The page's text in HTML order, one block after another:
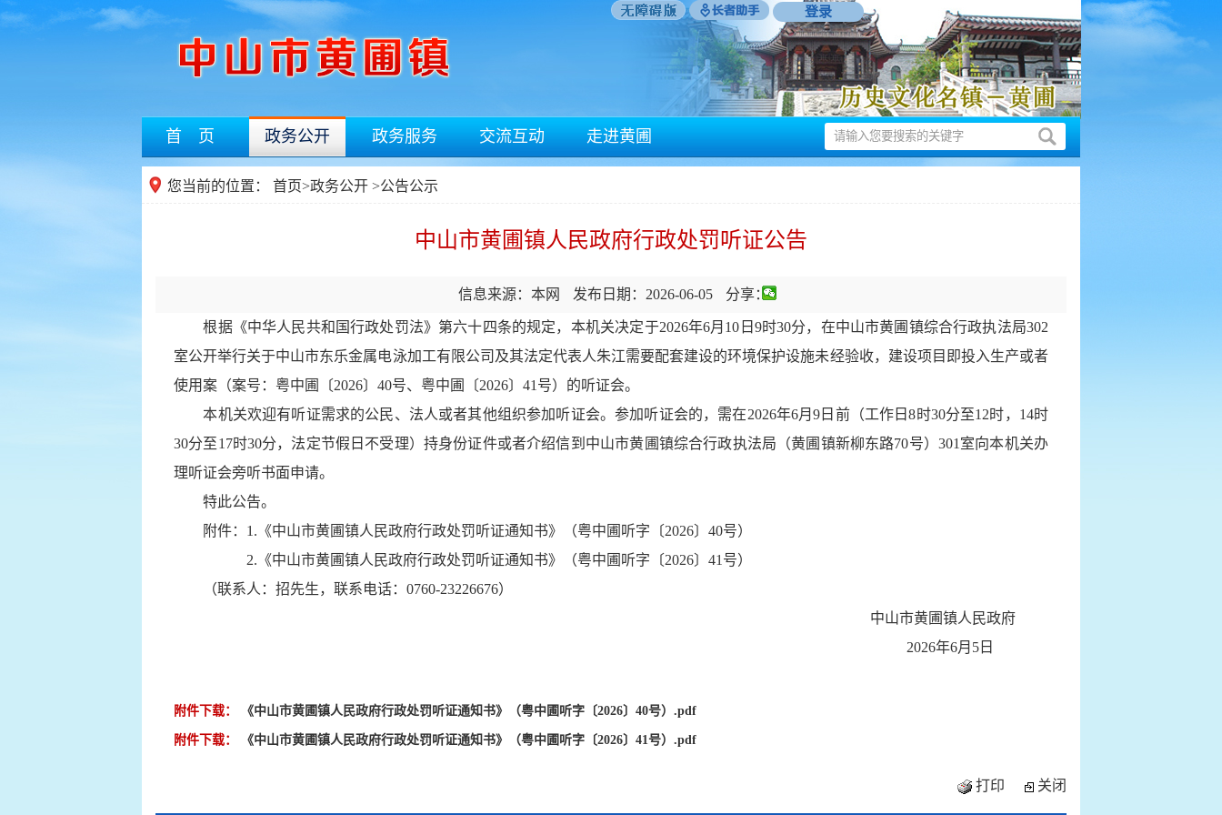
登录
首 页 政务公开 政务服务 交流互动 走进黄圃
您当前的位置： 首页>政务公开 >公告公示
中山市黄圃镇人民政府行政处罚听证公告
信息来源：本网 发布日期：2026-06-05 分享：
根据《中华人民共和国行政处罚法》第六十四条的规定，本机关决定于2026年6月10日9时30分，在中山市黄圃镇综合行政执法局302
室公开举行关于中山市东乐金属电泳加工有限公司及其法定代表人朱江需要配套建设的环境保护设施未经验收，建设项目即投入生产或者
使用案（案号：粤中圃〔2026〕40号、粤中圃〔2026〕41号）的听证会。
本机关欢迎有听证需求的公民、法人或者其他组织参加听证会。参加听证会的，需在2026年6月9日前（工作日8时30分至12时，14时
30分至17时30分，法定节假日不受理）持身份证件或者介绍信到中山市黄圃镇综合行政执法局（黄圃镇新柳东路70号）301室向本机关办
理听证会旁听书面申请。
特此公告。
附件：1.《中山市黄圃镇人民政府行政处罚听证通知书》（粤中圃听字〔2026〕40号）
2.《中山市黄圃镇人民政府行政处罚听证通知书》（粤中圃听字〔2026〕41号）
（联系人：招先生，联系电话：0760-23226676）
中山市黄圃镇人民政府
2026年6月5日
附件下载： 《中山市黄圃镇人民政府行政处罚听证通知书》（粤中圃听字〔2026〕40号）.pdf
附件下载： 《中山市黄圃镇人民政府行政处罚听证通知书》（粤中圃听字〔2026〕41号）.pdf
打印 关闭